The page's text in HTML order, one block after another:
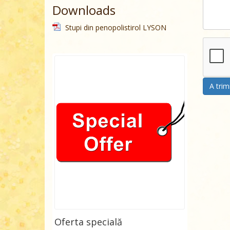
A
Downloads
Stupi din penopolistirol LYSON
Oferta specială